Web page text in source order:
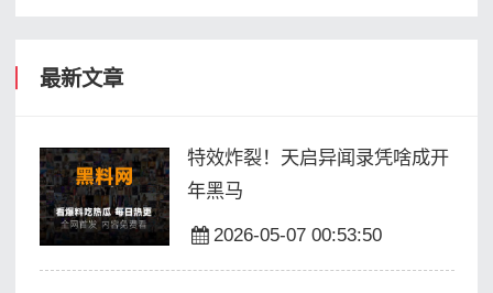
最新文章
特效炸裂！天启异闻录凭啥成开
年黑马
2026-05-07 00:53:50